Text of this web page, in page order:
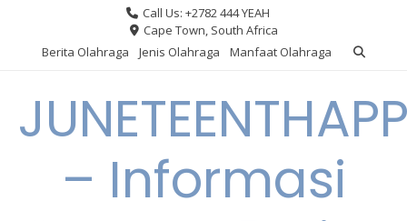
content
Call Us: +2782 444 YEAH
Cape Town, South Africa
Berita Olahraga
Jenis Olahraga Manfaat Olahraga
– Informasi